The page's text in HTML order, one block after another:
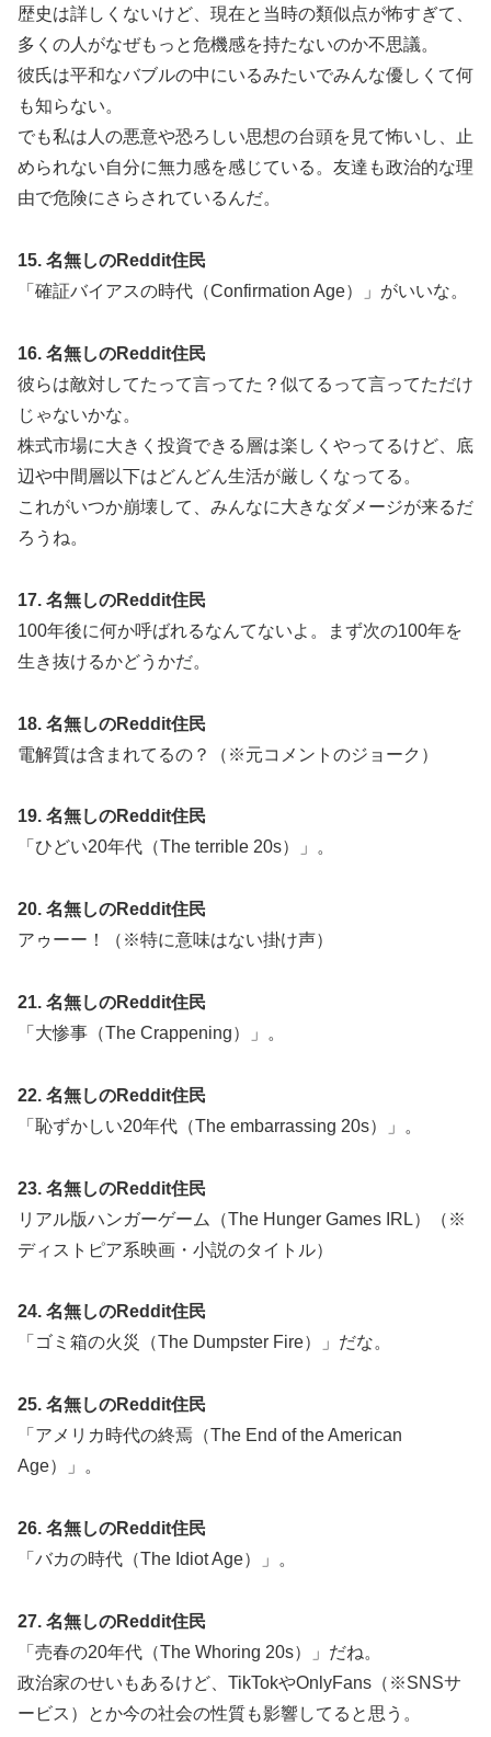
歴史は詳しくないけど、現在と当時の類似点が怖すぎて、
多くの人がなぜもっと危機感を持たないのか不思議。
彼氏は平和なバブルの中にいるみたいでみんな優しくて何
も知らない。
でも私は人の悪意や恐ろしい思想の台頭を見て怖いし、止
められない自分に無力感を感じている。友達も政治的な理
由で危険にさらされているんだ。
15. 名無しのReddit住民
「確証バイアスの時代（Confirmation Age）」がいいな。
16. 名無しのReddit住民
彼らは敵対してたって言ってた？似てるって言ってただけ
じゃないかな。
株式市場に大きく投資できる層は楽しくやってるけど、底
辺や中間層以下はどんどん生活が厳しくなってる。
これがいつか崩壊して、みんなに大きなダメージが来るだ
ろうね。
17. 名無しのReddit住民
100年後に何か呼ばれるなんてないよ。まず次の100年を
生き抜けるかどうかだ。
18. 名無しのReddit住民
電解質は含まれてるの？（※元コメントのジョーク）
19. 名無しのReddit住民
「ひどい20年代（The terrible 20s）」。
20. 名無しのReddit住民
アゥーー！（※特に意味はない掛け声）
21. 名無しのReddit住民
「大惨事（The Crappening）」。
22. 名無しのReddit住民
「恥ずかしい20年代（The embarrassing 20s）」。
23. 名無しのReddit住民
リアル版ハンガーゲーム（The Hunger Games IRL）（※
ディストピア系映画・小説のタイトル）
24. 名無しのReddit住民
「ゴミ箱の火災（The Dumpster Fire）」だな。
25. 名無しのReddit住民
「アメリカ時代の終焉（The End of the American
Age）」。
26. 名無しのReddit住民
「バカの時代（The Idiot Age）」。
27. 名無しのReddit住民
「売春の20年代（The Whoring 20s）」だね。
政治家のせいもあるけど、TikTokやOnlyFans（※SNSサ
ービス）とか今の社会の性質も影響してると思う。